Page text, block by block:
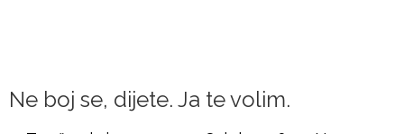
Ne boj se, dijete. Ja te volim.